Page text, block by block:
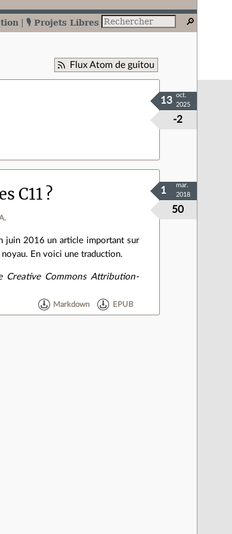
🎙️ Projets Libres
Flux Atom de guitou
-2
13
oct.
2025
C11 ?
50
1
mar.
2018
juin 2016 un article important sur
noyau. En voici une traduction.
Creative Commons Attribution-
Markdown EPUB